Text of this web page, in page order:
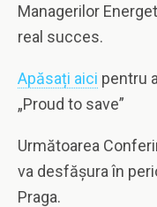
Managerilor
real succes.
Apăsați aici pentru
„Proud to save”
Următoarea
va desfășura în
Praga.